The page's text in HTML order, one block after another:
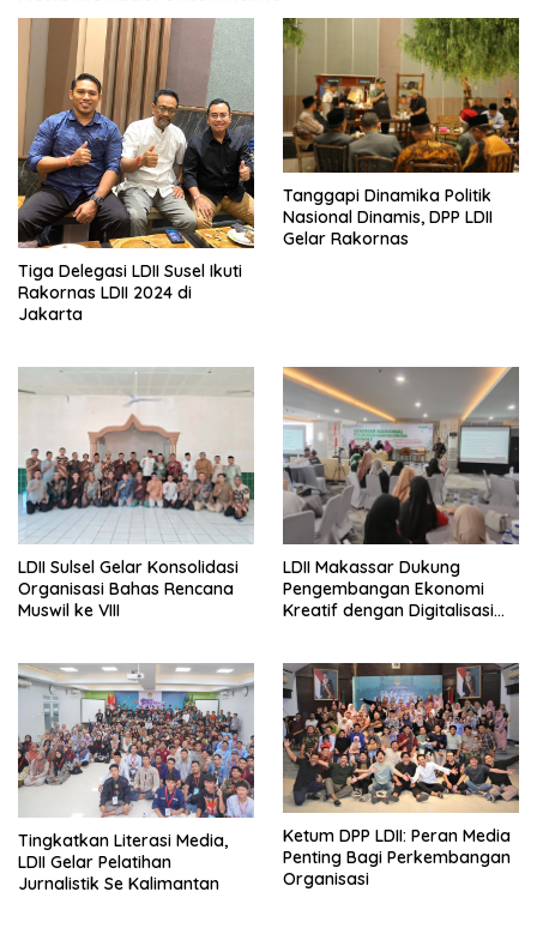
Tiga Delegasi LDII Susel Ikuti
Rakornas LDII 2024 di
Jakarta
Tanggapi Dinamika Politik
Nasional Dinamis, DPP LDII
Gelar Rakornas
LDII Sulsel Gelar Konsolidasi
Organisasi Bahas Rencana
Muswil ke VIII
LDII Makassar Dukung
Pengembangan Ekonomi
Kreatif dengan Digitalisasi
Tingkatkan Literasi Media,
LDII Gelar Pelatihan
Jurnalistik Se Kalimantan
Ketum DPP LDII: Peran Media
Penting Bagi Perkembangan
Organisasi